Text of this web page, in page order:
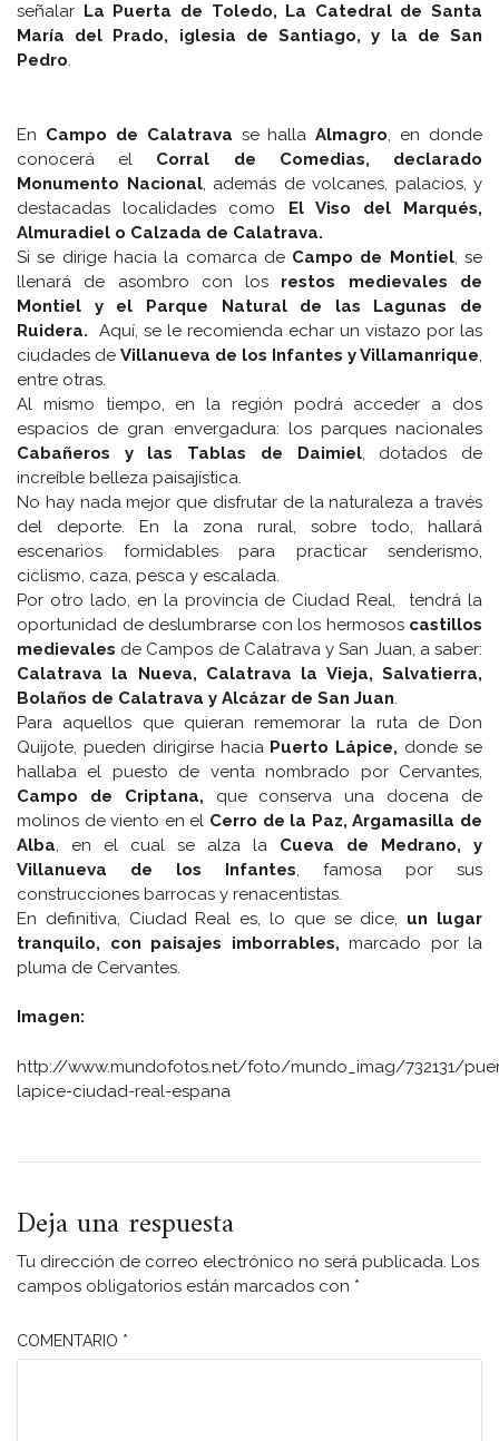
señalar La Puerta de Toledo, La Catedral de Santa
María del Prado, iglesia de Santiago, y la de San
Pedro.
En Campo de Calatrava se hallaAlmagro, en donde
conocerá el Corral de Comedias, declarado
Monumento Nacional, además de volcanes, palacios, y
destacadas localidades como El Viso del Marqués,
Almuradiel o Calzada de Calatrava.
Si se dirige hacia la comarca de Campo de Montiel, se
llenará de asombro con los restos medievales de
Montiel y el Parque Natural de las Lagunas de
Ruidera.
Aquí, se le recomienda echar un vistazo por las
ciudades de Villanueva de los Infantes y Villamanrique,
entre otras.
Al mismo tiempo, en la región podrá acceder a dos
espacios de gran envergadura: los parques nacionales
Cabañeros y las Tablas de Daimiel, dotados de
increíble belleza paisajística.
No hay nada mejor que disfrutar de la naturaleza a través
del deporte. En la zona rural, sobre todo, hallará
escenarios formidables para practicar senderismo,
ciclismo, caza, pesca y escalada.
Por otro lado, en la provincia de Ciudad Real, tendrá la
oportunidad de deslumbrarse con los hermosos castillos
medievales de Campos de Calatrava y San Juan, a saber:
Calatrava la Nueva, Calatrava la Vieja, Salvatierra,
Bolaños de Calatrava y Alcázar de San Juan.
Para aquellos que quieran rememorar la ruta de Don
Quijote, pueden dirigirse hacia Puerto Lápice, donde se
hallaba el puesto de venta nombrado por Cervantes,
Campo de Criptana, que conserva una docena de
molinos de viento en el Cerro de la Paz, Argamasilla de
Alba, en el cual se alza la Cueva de Medrano, y
Villanueva de los Infantes, famosa por sus
construcciones barrocas y renacentistas.
En definitiva, Ciudad Real es, lo que se dice, un lugar
tranquilo, con paisajes imborrables, marcado por la
pluma de Cervantes.
Imagen:
http://www.mundofotos.net/foto/mundo_imag/732131/
lapice-ciudad-real-espana
Deja una respuesta
Tu dirección de correo electrónico no será publicada. Los
campos obligatorios están marcados con *
COMENTARIO *